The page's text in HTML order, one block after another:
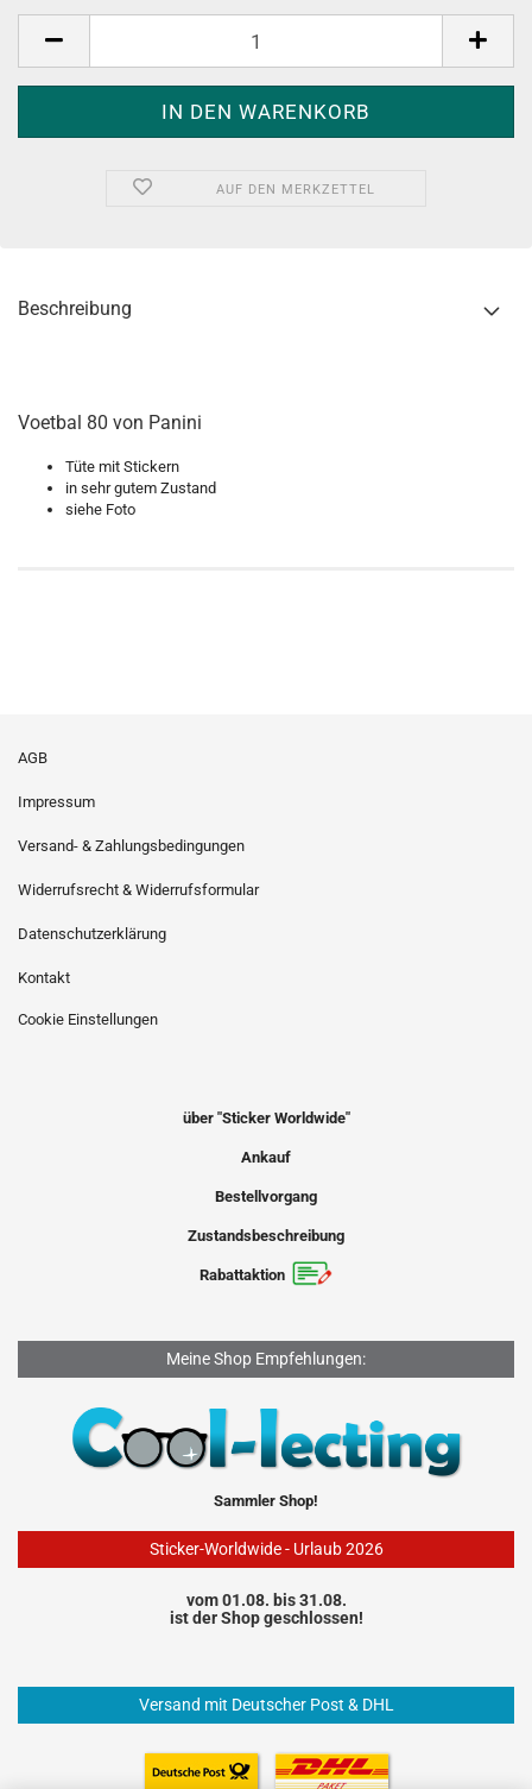
AUF DEN MERKZETTEL
Beschreibung
Voetbal 80 von Panini
Tüte mit Stickern
in sehr gutem Zustand
siehe Foto
AGB
Impressum
Versand- & Zahlungsbedingungen
Widerrufsrecht & Widerrufsformular
Datenschutzerklärung
Kontakt
Cookie Einstellungen
über "Sticker Worldwide"
Ankauf
Bestellvorgang
Zustandsbeschreibung
Rabattaktion
Meine Shop Empfehlungen:
Sammler Shop!
Sticker-Worldwide - Urlaub 2026
vom 01.08. bis 31.08.
ist der Shop geschlossen!
Versand mit Deutscher Post & DHL